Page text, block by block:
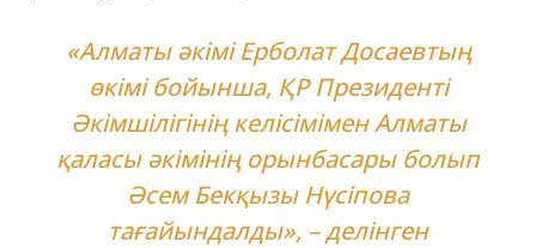
«Алматы әкімі Ерболат Досаевтың
өкімі бойынша, ҚР Президенті
Әкімшілігінің келісімімен Алматы
қаласы әкімінің орынбасары болып
Әсем Бекқызы Нүсіпова
тағайындалды», – делінген